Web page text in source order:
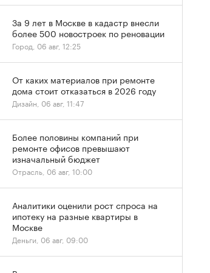
За 9 лет в Москве в кадастр внесли
более 500 новостроек по реновации
Город, 06 авг, 12:25
От каких материалов при ремонте
дома стоит отказаться в 2026 году
Дизайн, 06 авг, 11:47
Более половины компаний при
ремонте офисов превышают
изначальный бюджет
Отрасль, 06 авг, 10:00
Аналитики оценили рост спроса на
ипотеку на разные квартиры в
Москве
Деньги, 06 авг, 09:00